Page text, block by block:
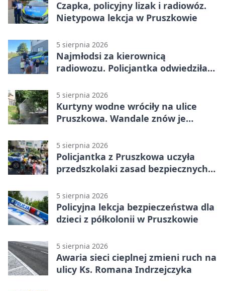
Czapka, policyjny lizak i radiowóz.
Nietypowa lekcja w Pruszkowie
5 sierpnia 2026
Najmłodsi za kierownicą
radiowozu. Policjantka odwiedziła
5 sierpnia 2026
Kurtyny wodne wróciły na ulice
Pruszkowa. Wandale znów je
5 sierpnia 2026
Policjantka z Pruszkowa uczyła
przedszkolaki zasad bezpiecznych
5 sierpnia 2026
Policyjna lekcja bezpieczeństwa dla
dzieci z półkolonii w Pruszkowie
5 sierpnia 2026
Awaria sieci cieplnej zmieni ruch na
ulicy Ks. Romana Indrzejczyka